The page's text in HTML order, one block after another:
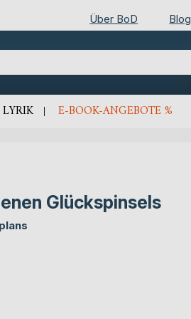
Über BoD Blog
LYRIK E-BOOK-ANGEBOTE %
Glückspinsels